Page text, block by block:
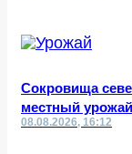
Сокровища
местный урожай
08.08.2026, 16:12